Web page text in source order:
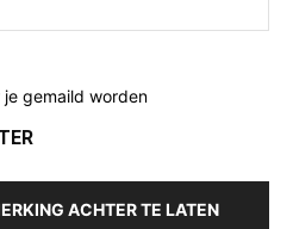
gemaild worden
ACHTER TE LATEN